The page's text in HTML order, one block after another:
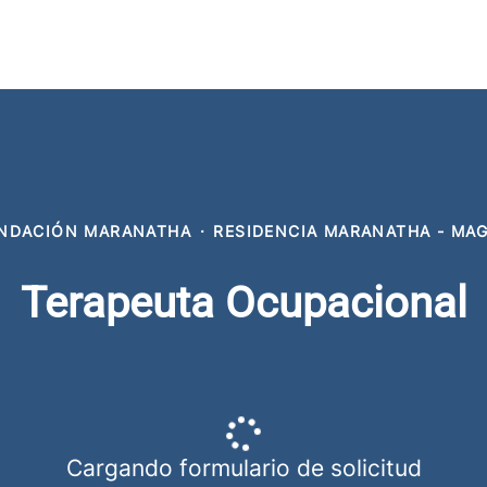
MARANATHA · RESIDENCIA MARANATHA -
Terapeuta Ocupacional
Cargando formulario de solicitud